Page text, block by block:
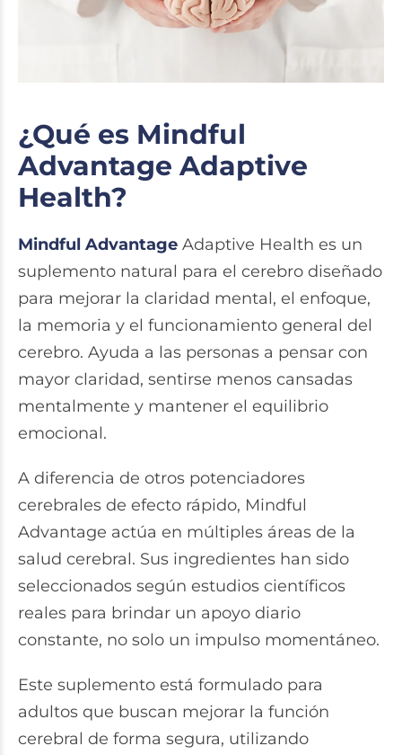
¿Qué es Mindful
Advantage Adaptive
Health?
Mindful Advantage Adaptive Health es un
suplemento natural para el cerebro diseñado
para mejorar la claridad mental, el enfoque,
la memoria y el funcionamiento general del
cerebro. Ayuda a las personas a pensar con
mayor claridad, sentirse menos cansadas
mentalmente y mantener el equilibrio
emocional.
A diferencia de otros potenciadores
cerebrales de efecto rápido, Mindful
Advantage actúa en múltiples áreas de la
salud cerebral. Sus ingredientes han sido
seleccionados según estudios científicos
reales para brindar un apoyo diario
constante, no solo un impulso momentáneo.
Este suplemento está formulado para
adultos que buscan mejorar la función
cerebral de forma segura, utilizando